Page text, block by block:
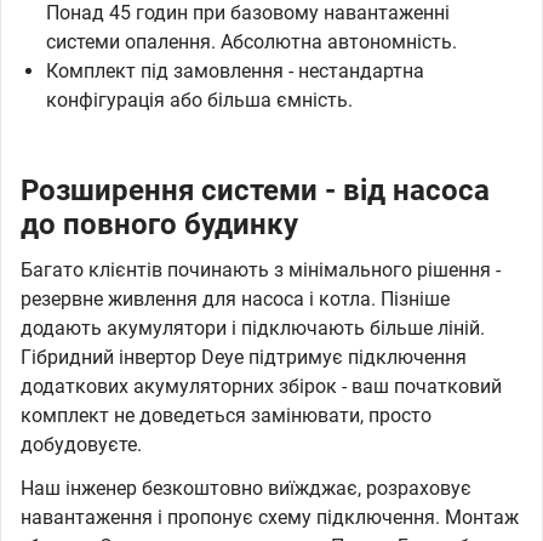
Понад 45 годин при базовому навантаженні
системи опалення. Абсолютна автономність.
Комплект під замовлення - нестандартна
конфігурація або більша ємність.
Розширення системи - від насоса
до повного будинку
Багато клієнтів починають з мінімального рішення -
резервне живлення для насоса і котла. Пізніше
додають акумулятори і підключають більше ліній.
Гібридний інвертор Deye підтримує підключення
додаткових акумуляторних збірок - ваш початковий
комплект не доведеться замінювати, просто
добудовуєте.
Наш інженер безкоштовно виїжджає, розраховує
навантаження і пропонує схему підключення. Монтаж